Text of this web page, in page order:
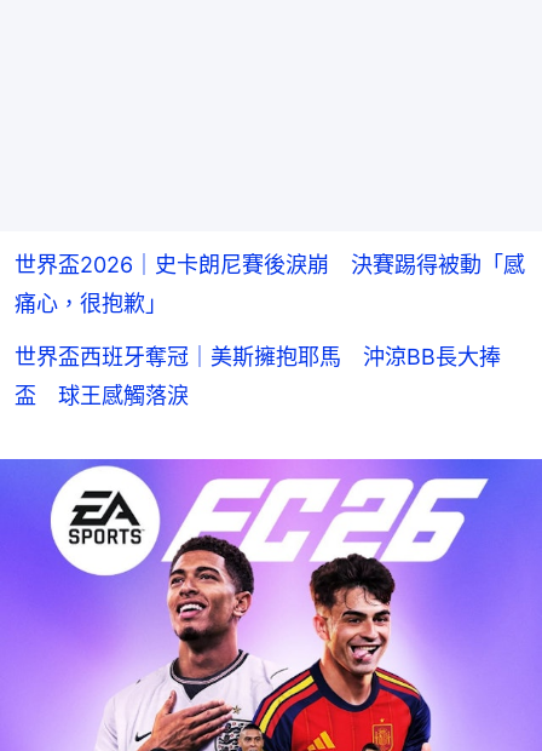
世界盃2026｜史卡朗尼賽後淚崩 決賽踢得被動「感
痛心，很抱歉」
世界盃西班牙奪冠｜美斯擁抱耶馬 沖涼BB長大捧
盃 球王感觸落淚